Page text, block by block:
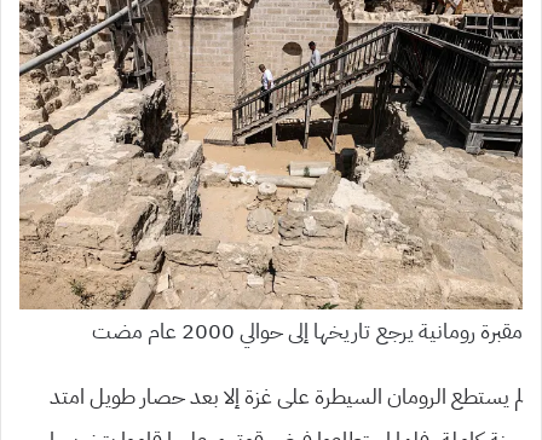
مقبرة رومانية يرجع تاريخها إلى حوالي 2000 عام مضت
لم يستطع الرومان السيطرة على غزة إلا بعد حصار طويل امتد